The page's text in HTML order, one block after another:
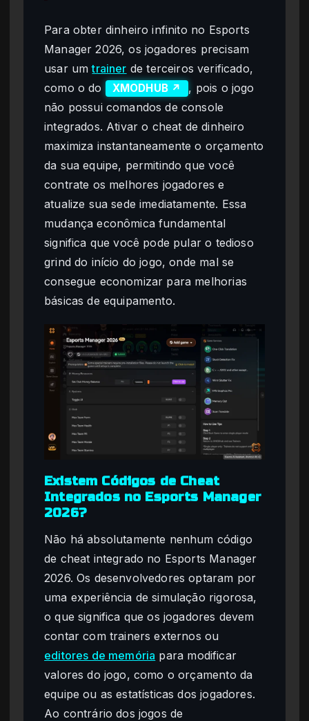
Para obter dinheiro infinito no Esports
Manager 2026, os jogadores precisam
usar umtrainer de terceiros verificado,
como o do
XMODHUB ↗
, pois o jogo
não possui comandos de console
integrados. Ativar o cheat de dinheiro
maximiza instantaneamente o orçamento
da sua equipe, permitindo que você
contrate os melhores jogadores e
atualize sua sede imediatamente. Essa
mudança econômica fundamental
significa que você pode pular o tedioso
grind do início do jogo, onde mal se
consegue economizar para melhorias
básicas de equipamento.
Existem Códigos de Cheat
Integrados no Esports Manager
2026?
Não há absolutamente nenhum código
de cheat integrado no Esports Manager
2026. Os desenvolvedores optaram por
uma experiência de simulação rigorosa,
o que significa que os jogadores devem
contar com trainers externos ou
editores de memória para modificar
valores do jogo, como o orçamento da
equipe ou as estatísticas dos jogadores.
Ao contrário dos jogos de